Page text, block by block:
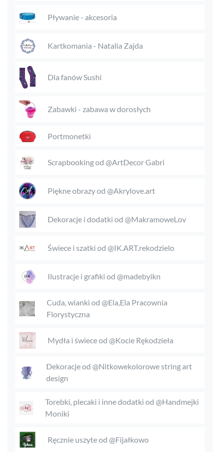
Pływanie - akcesoria
Kartkomania - Natalia Zajda
Dla fanów Sushi
Zabawki - zabawa w dorosłych
Portmonetki
Scrapbooking od @ArtDecor Gabri
Piękne obrazy od @Akrylove.art
Dekoracje i dodatki od @MakramoweLov
Świece i szatki od @IK.ART.rekodzielo
Ilustracje i grafiki od @madebyikn
Cuda, wianki od @Ela,Ela Pracownia
Florystyczna
Mydła i świece od @Kocie Rękodzieła
Dekoracje od @Nitkowekolorowe string art
design
Torebki, plecaki i inne dodatki od @Handmejki
Moniki
Ręcznie uszyte od @Fijałkowo